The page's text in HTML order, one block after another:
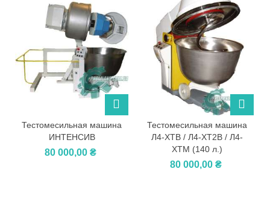
Тестомесильная машина
ИНТЕНСИВ
80 000,00 ₴
Тестомеcильная машина
Л4-ХТВ / Л4-ХТ2В / Л4-
ХТМ (140 л.)
80 000,00 ₴